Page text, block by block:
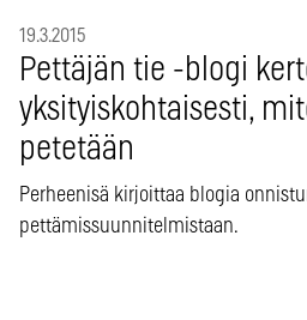
19.3.2015
Pettäjän tie -blogi
yksityiskohtaisesti,
petetään
Perheenisä kirjoittaa blogia
pettämissuunnitelmistaan.